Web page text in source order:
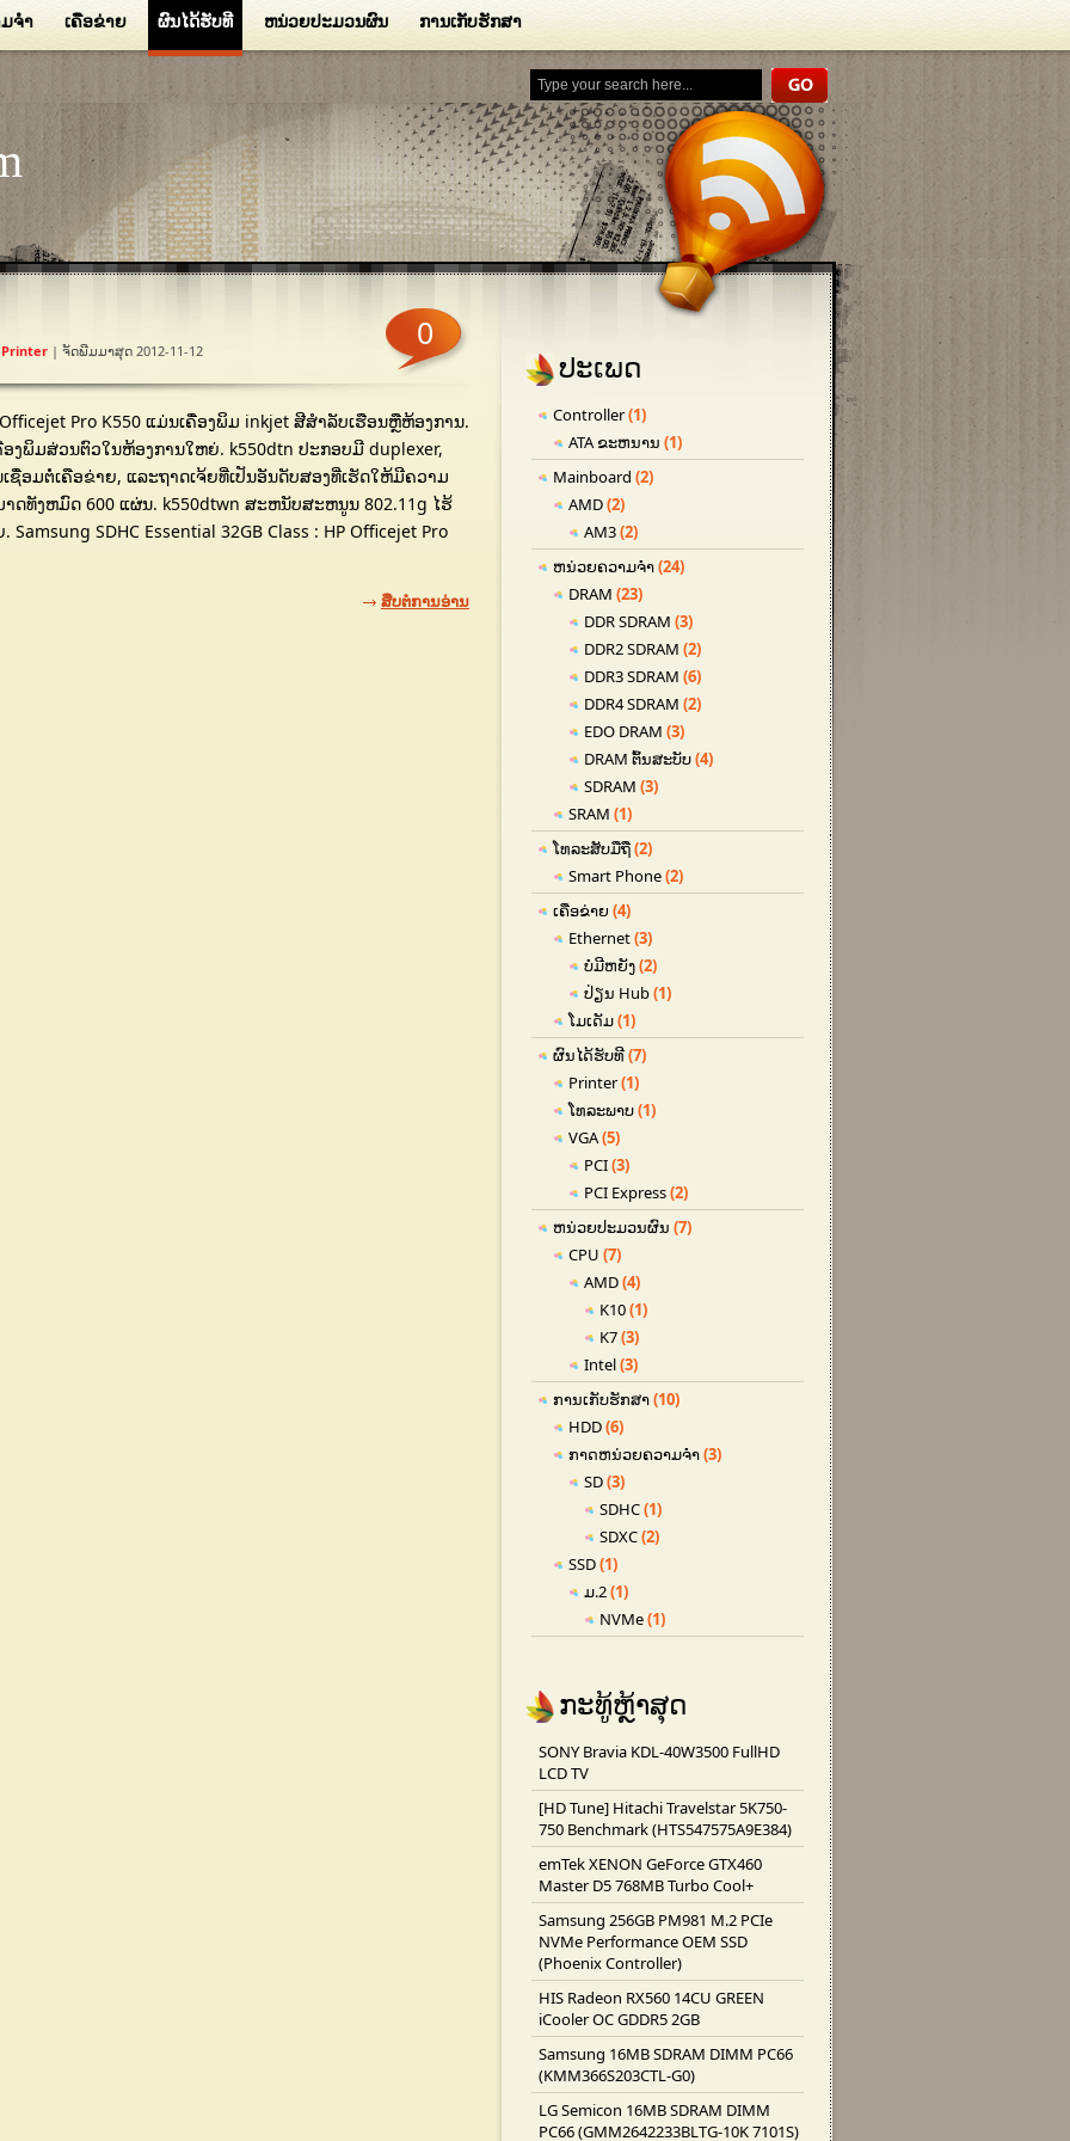
ຈໍາ ເຄືອຂ່າຍ ຜົນໄດ້ຮັບທີ ຫນ່ວຍປະມວນຜົນ ການເກັບຮັກສາ
Printer | ຈັດພີມມາສຸດ 2012-11-12 0
Pro K550 ແມ່ນເຄື່ອງພິມ inkjet ສີສໍາລັບເຮືອນຫຼືຫ້ອງການ.
ງພິມສ່ວນຕົວໃນຫ້ອງການໃຫຍ່. k550dtn ປະກອບມີ duplexer,
ຊື່ອມຕໍ່ເຄືອຂ່າຍ, ແລະຖາດເຈ້ຍທີ່ເປັນອັນດັບສອງທີ່ເຮັດໃຫ້ມີຄວາມ
ດທັງຫມົດ 600 ແຜ່ນ. k550dtwn ສະຫນັບສະຫນູນ 802.11g ໄຮ້
Samsung SDHC Essential 32GB Class : HP Officejet Pro
ສືບຕໍ່ການອ່ານ
ປະເພດ
Controller(1)
ATA ຂະຫນານ (1)
Mainboard (2)
AMD(2)
AM3(2)
ຫນ່ວຍຄວາມຈໍາ(24)
DRAM (23)
DDR SDRAM (3)
DDR2 SDRAM (2)
DDR3 SDRAM (6)
DDR4 SDRAM (2)
EDO DRAM (3)
DRAM ຕົ້ນສະບັບ(4)
SDRAM (3)
SRAM (1)
ໂທລະສັບມືຖື(2)
Smart Phone(2)
ເຄືອຂ່າຍ (4)
Ethernet(3)
ບໍ່ມີຫຍັງ(2)
ປ່ຽນ Hub(1)
ໂມເດັມ(1)
ຜົນໄດ້ຮັບທີ(7)
Printer(1)
ໂທລະພາບ(1)
VGA(5)
PCI(3)
PCI Express(2)
ຫນ່ວຍປະມວນຜົນ (7)
CPU (7)
AMD(4)
K10(1)
K7(3)
Intel(3)
ການເກັບຮັກສາ(10)
HDD(6)
ກາດ​ຫນ່ວຍ​ຄວາມ​ຈໍາ(3)
SD(3)
SDHC(1)
SDXC(2)
SSD(1)
ມ.2(1)
NVMe(1)
ກະ​ທູ້​ຫຼ້າ​ສຸດ
SONY Bravia KDL-40W3500 FullHD
LCD TV
[HD Tune] Hitachi Travelstar 5K750-
750 Benchmark (HTS547575A9E384)
emTek XENON GeForce GTX460
Master D5 768MB Turbo Cool+
Samsung 256GB PM981 M.2 PCIe
NVMe Performance OEM SSD
(Phoenix Controller)
HIS Radeon RX560 14CU GREEN
iCooler OC GDDR5 2GB
Samsung 16MB SDRAM DIMM PC66
(KMM366S203CTL-G0)
LG Semicon 16MB SDRAM DIMM
PC66 (GMM2642233BLTG-10K 7101S)